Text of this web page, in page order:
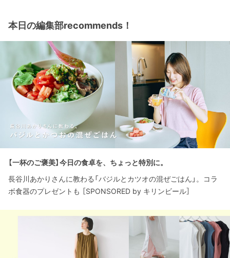
本日の編集部recommends！
【一杯のご褒美】今日の食卓を、ちょっと特別に。
長谷川あかりさんに教わる「バジルとカツオの混ぜごはん」。コラ
ボ食器のプレゼントも ［SPONSORED by キリンビール］